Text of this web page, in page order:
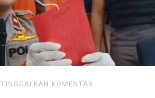
TINGGALKAN KOMENTAR